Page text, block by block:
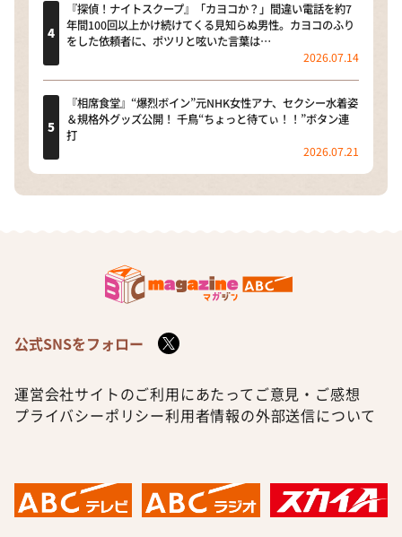
『探偵！ナイトスクープ』「カヨコか？」間違い電話を約7
年間100回以上かけ続けてくる見知らぬ男性。カヨコのふり
をした依頼者に、ポツリと呟いた言葉は…
2026.07.14
『相席食堂』“爆烈ボイン”元NHK女性アナ、セクシー水着姿
＆規格外グッズ公開！ 千鳥“ちょっと待てぃ！！”ボタン連
打
2026.07.21
公式SNSをフォロー
運営会社サイトのご利用にあたって ご意見・ご感想
プライバシーポリシー利用者情報の外部送信について